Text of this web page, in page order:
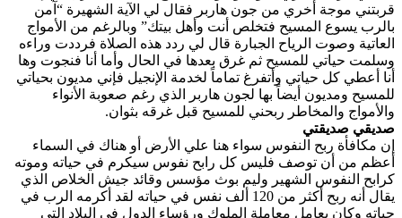
قربتني موجة أخري من جون هاربر فقال لي الآية الشهيرة “آمن
بالرب يسوع المسيح فتخلص أنت وأهل بيتك” وبالرغم من الأمواج
العاتية وصوت الرياح الجبارة قال لي ردد هذه الصلاة فرددت وراءه
وسلمت حياتي للمسيح ثم غرق بعدها في الحال وأما أنا فنجوت وها
أنا أعطي كل حياتي وأتفرغ تماماً لخدمة الإنجيل فإني مديون بحياتي
للمسيح ومديون أيضاً بها لجون هاربر الذي رغم صعوبة الأنواء
والأمواج والمخاطر ربحني للمسيح قبل غرقه بثوان.
صديقي صديقتي
إن مكافأة ربح النفوس سواء هنا علي الأرض أو هناك في السماء
أعظم من أن توصف فليس كل رابح نفوس سيكرم في حياته وموته
كرابح النفوس الشهير وليم بوث مؤسس وقائد جيش الخلاص الذي
يقال أنه ربح أكثر من 120 ألف نفس في حياته لقد أكرمه الرب في
حياته وكان يعامل معاملة الملوك ورؤساء الدول في البلاد التي